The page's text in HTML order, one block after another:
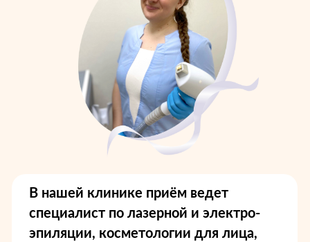
В нашей клинике приём ведет
специалист по лазерной и электро-
эпиляции, косметологии для лица,